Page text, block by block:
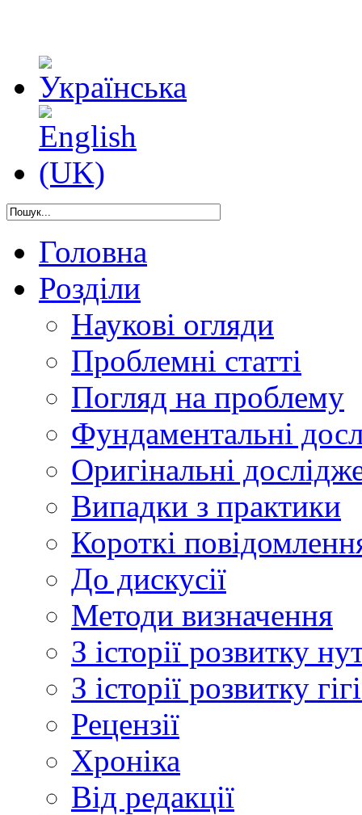
Головна
Розділи
Наукові огляди
Проблемні статті
Погляд на проблему
Фундаментальні
Оригінальні
Випадки з практики
Короткі
До дискусії
Методи визначення
З історії розвитку
З історії розвитку
Рецензії
Хроніка
Від редакції